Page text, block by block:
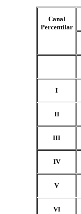
Canal
Percentilar
I
II
III
IV
V
VI